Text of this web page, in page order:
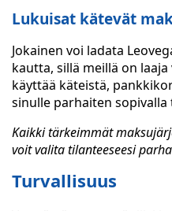
Lukuisat kätevät
Jokainen voi ladata
kautta, sillä meillä on
käyttää käteistä,
sinulle parhaiten sopivalla
Kaikki tärkeimmät
voit valita tilanteeseesi
Turvallisuus